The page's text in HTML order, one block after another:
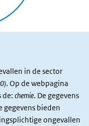
in de sector
. Op de webpagina
de: chemie. De gegevens
gegevens bieden
ongevallen